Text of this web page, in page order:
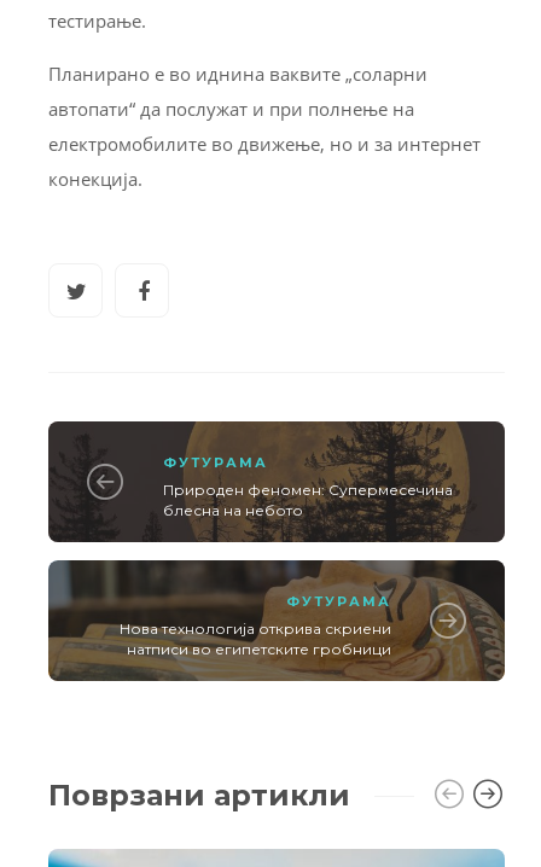
тестирање.
Планирано е во иднина ваквите „соларни
автопати“ да послужат и при полнење на
електромобилите во движење, но и за интернет
конекција.
ФУТУРАМА
Природен феномен: Супермесечина
блесна на небото
ФУТУРАМА
Нова технологија открива скриени
натписи во египетските гробници
Поврзани артикли